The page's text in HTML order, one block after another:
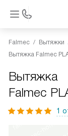
Falmec Вытяжки
Вытяжка Falmec
Вытяжка
Falmec
1